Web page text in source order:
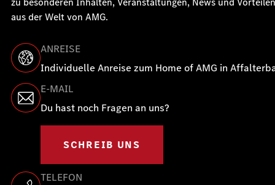
aus der Welt von AMG.
ANREISE
Individuelle Anreise zum Home of AMG in
E-MAIL
Du hast noch Fragen an uns?
SCHREIB UNS
TELEFON